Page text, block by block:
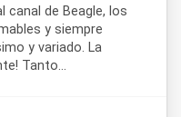
caminando a los
a los
desde donde operan
canal de Beagle, los
y siempre
y variado. La
Tanto...